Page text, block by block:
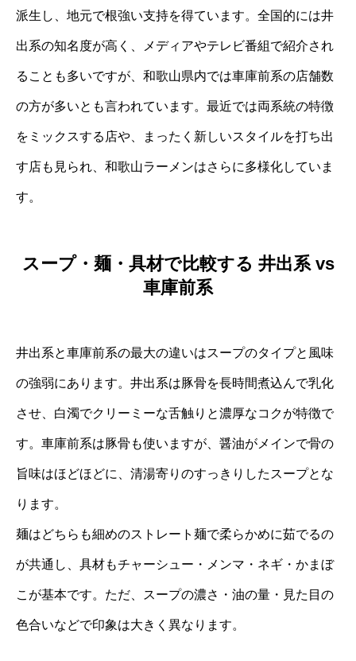
派生し、地元で根強い支持を得ています。全国的には井
出系の知名度が高く、メディアやテレビ番組で紹介され
ることも多いですが、和歌山県内では車庫前系の店舗数
の方が多いとも言われています。最近では両系統の特徴
をミックスする店や、まったく新しいスタイルを打ち出
す店も見られ、和歌山ラーメンはさらに多様化していま
す。
スープ・麺・具材で比較する 井出系 vs
車庫前系
井出系と車庫前系の最大の違いはスープのタイプと風味
の強弱にあります。井出系は豚骨を長時間煮込んで乳化
させ、白濁でクリーミーな舌触りと濃厚なコクが特徴で
す。車庫前系は豚骨も使いますが、醤油がメインで骨の
旨味はほどほどに、清湯寄りのすっきりしたスープとな
ります。
麺はどちらも細めのストレート麺で柔らかめに茹でるの
が共通し、具材もチャーシュー・メンマ・ネギ・かまぼ
こが基本です。ただ、スープの濃さ・油の量・見た目の
色合いなどで印象は大きく異なります。